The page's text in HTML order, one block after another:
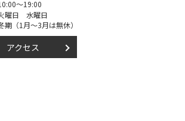
～19:00
曜日 水曜日
期（1月～3月は無休）
アクセス